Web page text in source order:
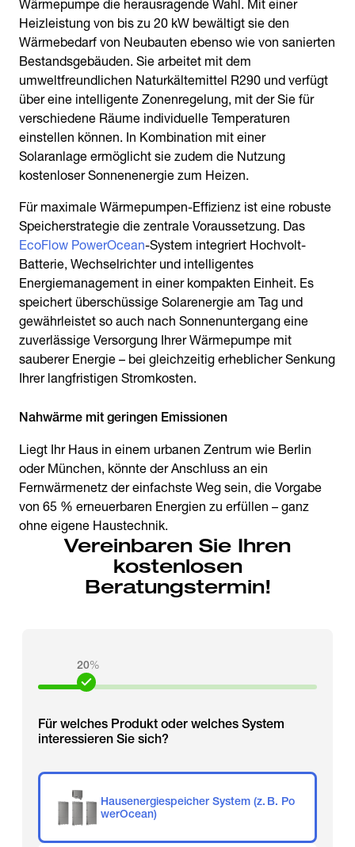
Wärmepumpe die herausragende Wahl. Mit einer
Heizleistung von bis zu 20 kW bewältigt sie den
Wärmebedarf von Neubauten ebenso wie von sanierten
Bestandsgebäuden. Sie arbeitet mit dem
umweltfreundlichen Naturkältemittel R290 und verfügt
über eine intelligente Zonenregelung, mit der Sie für
verschiedene Räume individuelle Temperaturen
einstellen können. In Kombination mit einer
Solaranlage ermöglicht sie zudem die Nutzung
kostenloser Sonnenenergie zum Heizen.
Für maximale Wärmepumpen-Effizienz ist eine robuste
Speicherstrategie die zentrale Voraussetzung. Das
EcoFlow PowerOcean-System integriert Hochvolt-
Batterie, Wechselrichter und intelligentes
Energiemanagement in einer kompakten Einheit. Es
speichert überschüssige Solarenergie am Tag und
gewährleistet so auch nach Sonnenuntergang eine
zuverlässige Versorgung Ihrer Wärmepumpe mit
sauberer Energie – bei gleichzeitig erheblicher Senkung
Ihrer langfristigen Stromkosten.
Nahwärme mit geringen Emissionen
Liegt Ihr Haus in einem urbanen Zentrum wie Berlin
oder München, könnte der Anschluss an ein
Fernwärmenetz der einfachste Weg sein, die Vorgabe
von 65 % erneuerbaren Energien zu erfüllen – ganz
ohne eigene Haustechnik.
Vereinbaren Sie Ihren
kostenlosen
Beratungstermin!
20%
Für welches Produkt oder welches System
interessieren Sie sich?
Hausenergiespeicher System (z. B. Po
werOcean)